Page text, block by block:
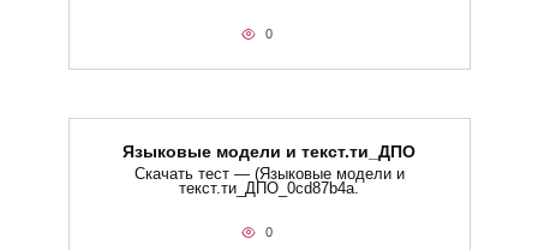
0
Языковые модели и текст.ти_ДПО
Скачать тест — (Языковые модели и
текст.ти_ДПО_0cd87b4a.
0